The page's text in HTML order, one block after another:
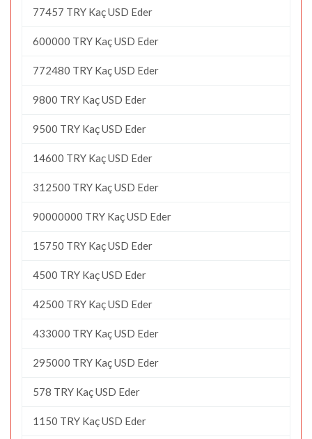
77457 TRY Kaç USD Eder
600000 TRY Kaç USD Eder
772480 TRY Kaç USD Eder
9800 TRY Kaç USD Eder
9500 TRY Kaç USD Eder
14600 TRY Kaç USD Eder
312500 TRY Kaç USD Eder
90000000 TRY Kaç USD Eder
15750 TRY Kaç USD Eder
4500 TRY Kaç USD Eder
42500 TRY Kaç USD Eder
433000 TRY Kaç USD Eder
295000 TRY Kaç USD Eder
578 TRY Kaç USD Eder
1150 TRY Kaç USD Eder